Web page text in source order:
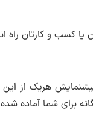
دمو روی
کسب و کارتان راه
هریک از
برای شما آماده